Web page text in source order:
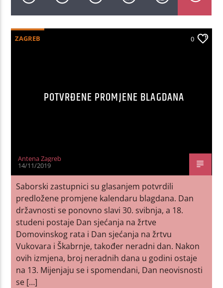
ZAGREB 0
POTVRĐENE PROMJENE BLAGDANA
Antena Zagreb
14/11/2019
Saborski zastupnici su glasanjem potvrdili
predložene promjene kalendaru blagdana. Dan
državnosti se ponovno slavi 30. svibnja, a 18.
studeni postaje Dan sjećanja na žrtve
Domovinskog rata i Dan sjećanja na žrtvu
Vukovara i Škabrnje, također neradni dan. Nakon
ovih izmjena, broj neradnih dana u godini ostaje
na 13. Mijenjaju se i spomendani, Dan neovisnosti
se […]